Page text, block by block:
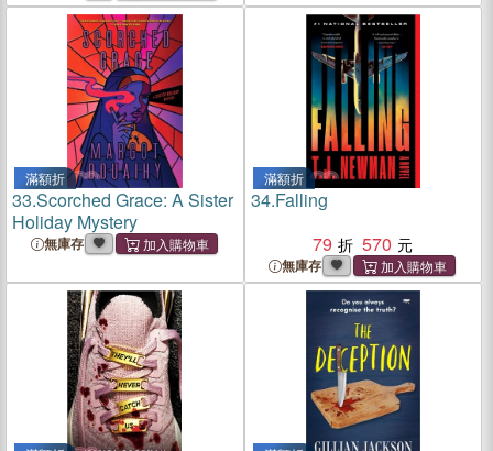
滿額折
33.Scorched Grace: A Sister
Holiday Mystery
無庫存
滿額折
34.Falling
79
570
無庫存